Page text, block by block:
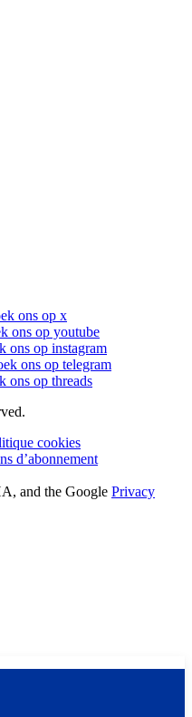
ons op x
ons op youtube
ons op instagram
ons op telegram
ons op threads
cookies
d’abonnement
and the Google Privacy